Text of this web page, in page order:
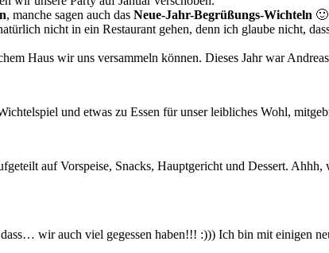
, manche sagen auch das Neue-Jahr-Begrüßungs-Wichteln
nicht in ein Restaurant gehen, denn ich glaube nicht,
​​Haus wir uns versammeln können. Dieses Jahr war
und etwas zu Essen für unser leibliches Wohl,
auf Vorspeise, Snacks, Hauptgericht und Dessert.
wir auch viel gegessen haben!!! :))) Ich bin mit einigen